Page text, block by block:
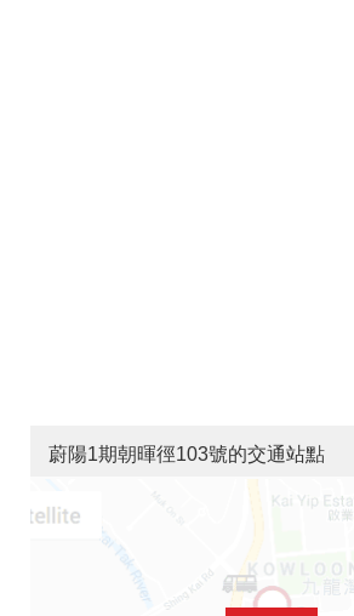
蔚陽1期朝暉徑103號的交通站點